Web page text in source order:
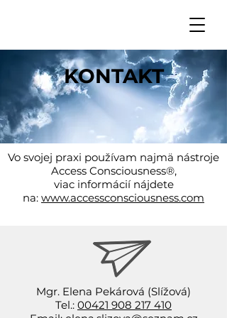
KONTAKT
Vo svojej praxi používam najmä nástroje
Access Consciousness®,
viac informácií nájdete
na: www.accessconsciousness.com
Mgr. Elena Pekárová (Slížová)
Tel.: 00421 908 217 410